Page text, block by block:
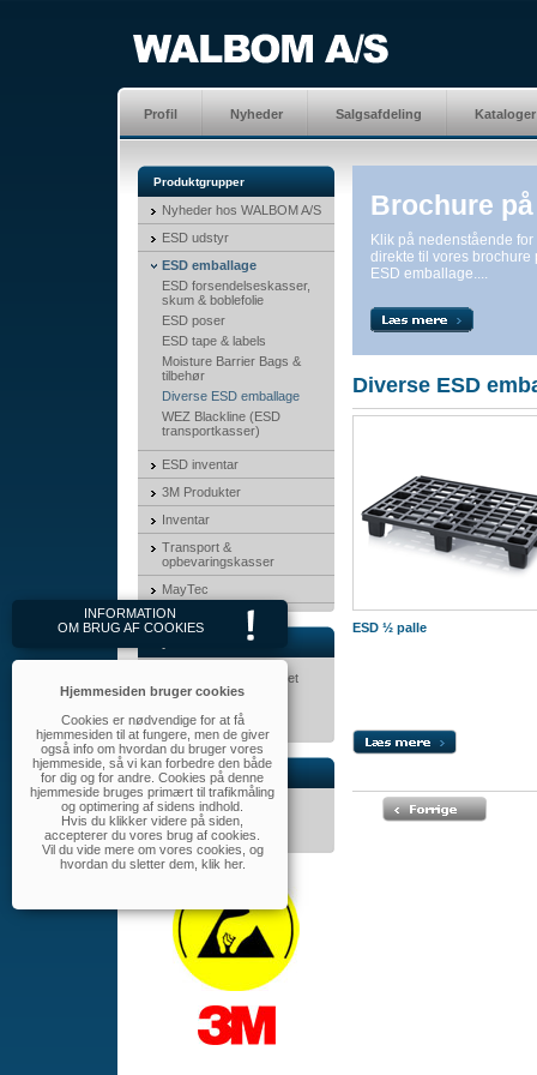
Profil Nyheder Salgsafdeling Kataloger
Produktgrupper
Nyheder hos WALBOM A/S
ESD udstyr
ESD emballage
ESD forsendelseskasser,
skum & boblefolie
ESD poser
ESD tape & labels
Moisture Barrier Bags &
tilbehør
Diverse ESD emballage
WEZ Blackline (ESD
transportkasser)
ESD inventar
3M Produkter
Inventar
Transport &
opbevaringskasser
MayTec
Tilmeld dig nyhedsbrevet
her.
Kontakt
WALBOM A/S
Tlf.: 32 46 11 60
walbom@walbom.dk
Brochure
Klik på nedenstående for
direkte til vores brochure
ESD emballage....
Diverse ESD
ESD ½ palle
INFORMATION
OM BRUG AF COOKIES
Hjemmesiden bruger cookies
Cookies er nødvendige for at få
hjemmesiden til at fungere, men de giver
også info om hvordan du bruger vores
hjemmeside, så vi kan forbedre den både
for dig og for andre. Cookies på denne
hjemmeside bruges primært til trafikmåling
og optimering af sidens indhold.
Hvis du klikker videre på siden,
accepterer du vores brug af cookies.
Vil du vide mere om vores cookies, og
hvordan du sletter dem, klik her.